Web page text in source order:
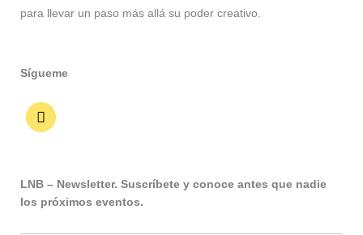
para llevar un paso más allá su poder creativo.
Sígueme
LNB – Newsletter. Suscríbete y conoce antes que nadie
los próximos eventos.